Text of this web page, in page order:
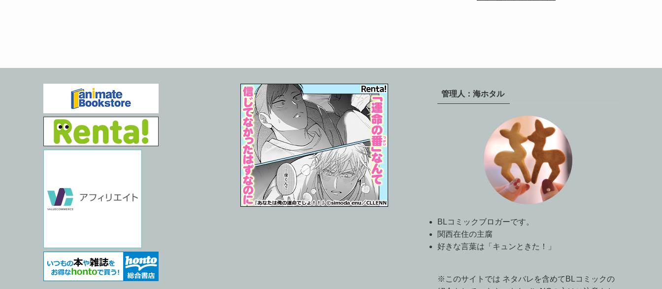
管理人：海ホタル
BLコミックブロガーです。
関西在住の主腐
好きな言葉は「キュンときた！」
※このサイトでは ネタバレを含めてBLコミックの